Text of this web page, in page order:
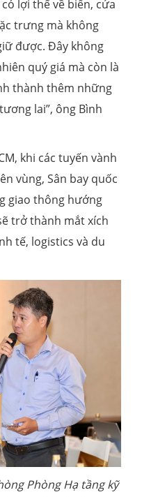
lợi thế về biển, cửa
trưng mà không
được. Đây không
quý giá mà còn là
thành thêm những
lai”, ông Bình
khi các tuyến vành
vùng, Sân bay quốc
giao thông hướng
trở thành mắt xích
tế, logistics và du
Phòng Hạ tầng kỹ